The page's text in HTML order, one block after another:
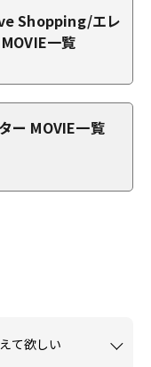
Shopping/エレ
一覧
ー MOVIE一覧
て欲しい